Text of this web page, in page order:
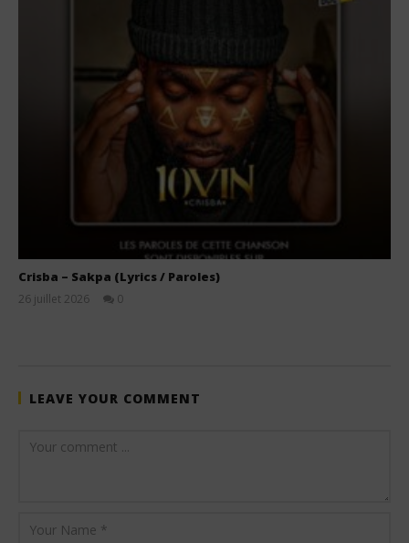
Crisba – Sakpa (Lyrics / Paroles)
26 juillet 2026
0
LEAVE YOUR COMMENT